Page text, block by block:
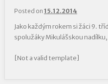
Posted on 15.12.2014
Jako každým rokem si žáci 9.
spolužáky Mikulášskou
[Not a valid template]